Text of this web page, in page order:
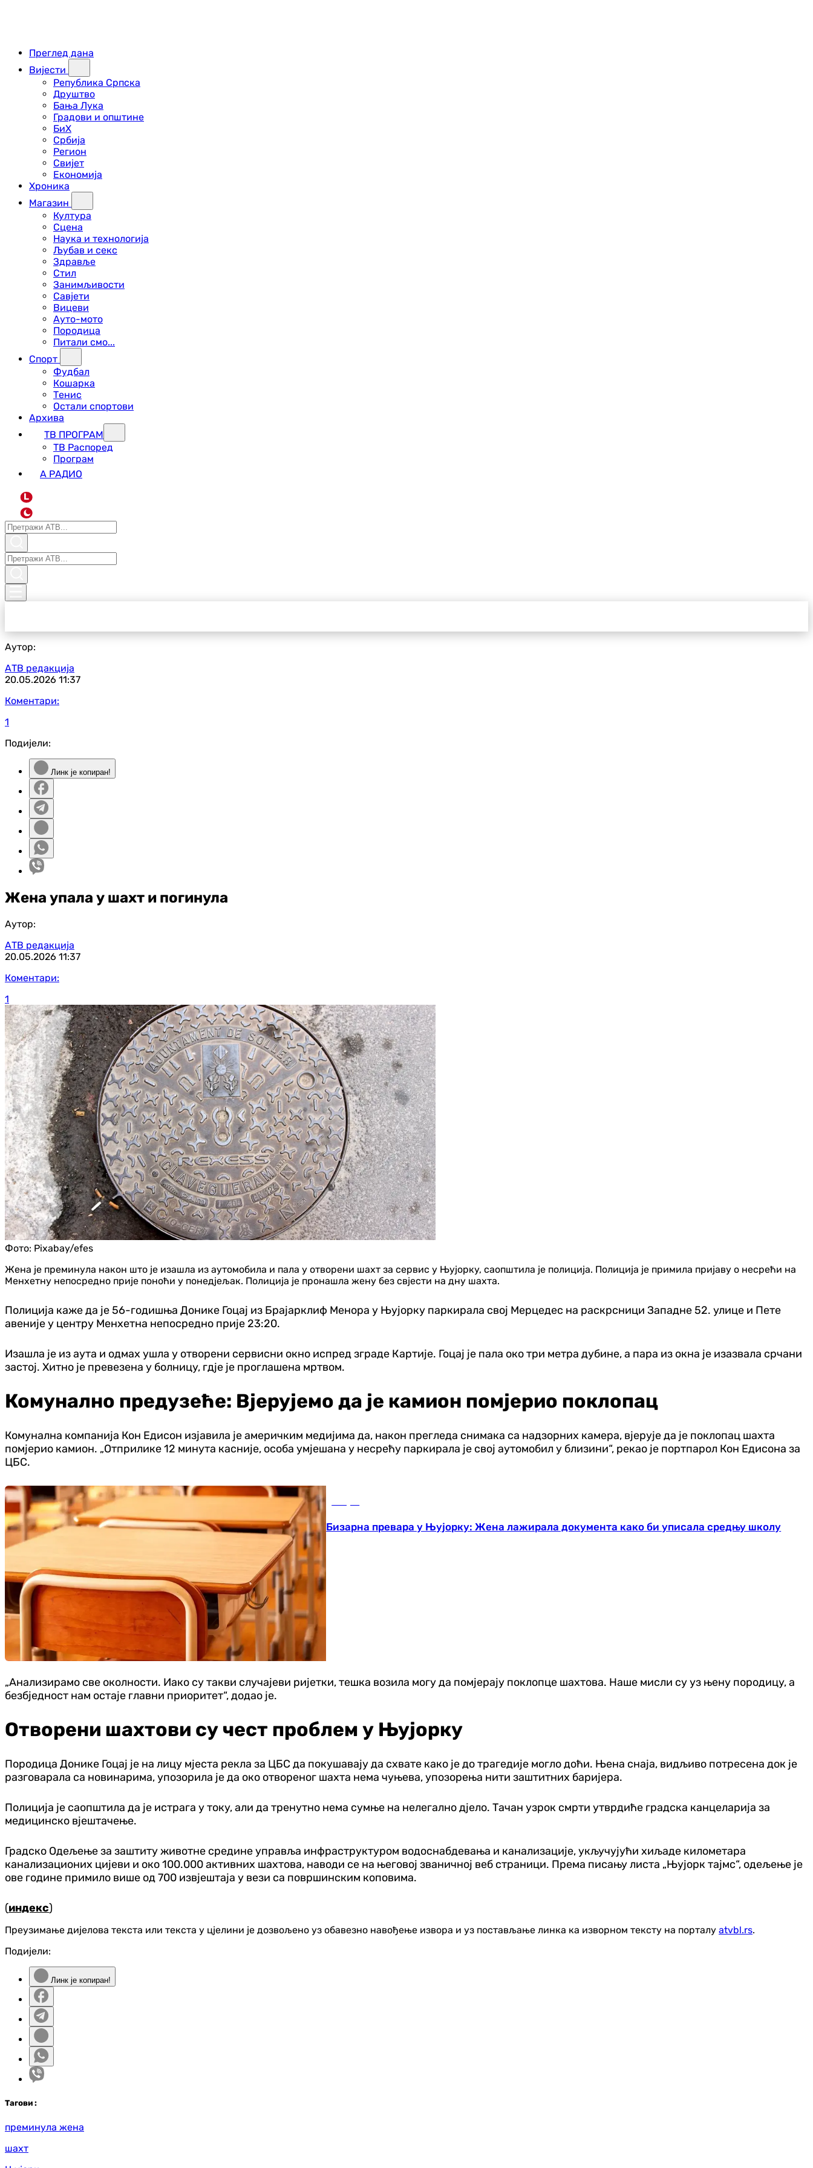
Преглед дана
Вијести
Република Српска
Друштво
Бања Лука
Градови и општине
БиХ
Србија
Регион
Свијет
Економија
Хроника
Магазин
Култура
Сцена
Наука и технологија
Љубав и секс
Здравље
Стил
Занимљивости
Савјети
Вицеви
Ауто-мото
Породица
Питали смо...
Спорт
Фудбал
Кошарка
Тенис
Остали спортови
Архива
ТВ ПРОГРАМ
ТВ Распоред
Програм
А РАДИО
L
Аутор:
АТВ редакција
20.05.2026 11:37
Коментари:
1
Подијели:
Линк је копиран!
Жена упала у шахт и погинула
Аутор:
АТВ редакција
20.05.2026 11:37
Коментари:
1
Фото: Pixabay/efes
Жена је преминула након што је изашла из аутомобила и пала у отворени шахт за сервис у Њујорку, саопштила је полиција. Полиција је примила пријаву о несрећи на
Менхетну непосредно прије поноћи у понедјељак. Полиција је пронашла жену без свјести на дну шахта.
Полиција каже да је 56-годишња Донике Гоцај из Брајарклиф Менора у Њујорку паркирала свој Мерцедес на раскрсници Западне 52. улице и Пете
авеније у центру Менхетна непосредно прије 23:20.
Изашла је из аута и одмах ушла у отворени сервисни окно испред зграде Картије. Гоцај је пала око три метра дубине, а пара из окна је изазвала срчани
застој. Хитно је превезена у болницу, гдје је проглашена мртвом.
Комунално предузеће: Вјерујемо да је камион помјерио поклопац
Комунална компанија Кон Едисон изјавила је америчким медијима да, након прегледа снимака са надзорних камера, вјерује да је поклопац шахта
помјерио камион. „Отприлике 12 минута касније, особа умјешана у несрећу паркирала је свој аутомобил у близини“, рекао је портпарол Кон Едисона за
ЦБС.
Бизарна превара у Њујорку: Жена лажирала документа како би уписала средњу школу
„Анализирамо све околности. Иако су такви случајеви ријетки, тешка возила могу да помјерају поклопце шахтова. Наше мисли су уз њену породицу, а
безбједност нам остаје главни приоритет“, додао је.
Отворени шахтови су чест проблем у Њујорку
Породица Донике Гоцај је на лицу мјеста рекла за ЦБС да покушавају да схвате како је до трагедије могло доћи. Њена снаја, видљиво потресена док је
разговарала са новинарима, упозорила је да око отвореног шахта нема чуњева, упозорења нити заштитних баријера.
Полиција је саопштила да је истрага у току, али да тренутно нема сумње на нелегално дјело. Тачан узрок смрти утврдиће градска канцеларија за
медицинско вјештачење.
Градско Одељење за заштиту животне средине управља инфраструктуром водоснабдевања и канализације, укључујући хиљаде километара
канализационих цијеви и око 100.000 активних шахтова, наводи се на његовој званичној веб страници. Према писању листа „Њујорк тајмс“, одељење је
ове године примило више од 700 извјештаја у вези са површинским коповима.
(индекс)
Преузимање дијелова текста или текста у цјелини је дозвољено уз обавезно навођење извора и уз постављање линка ка изворном тексту на порталу atvbl.rs.
Подијели:
Линк је копиран!
Тагови :
преминула жена
шахт